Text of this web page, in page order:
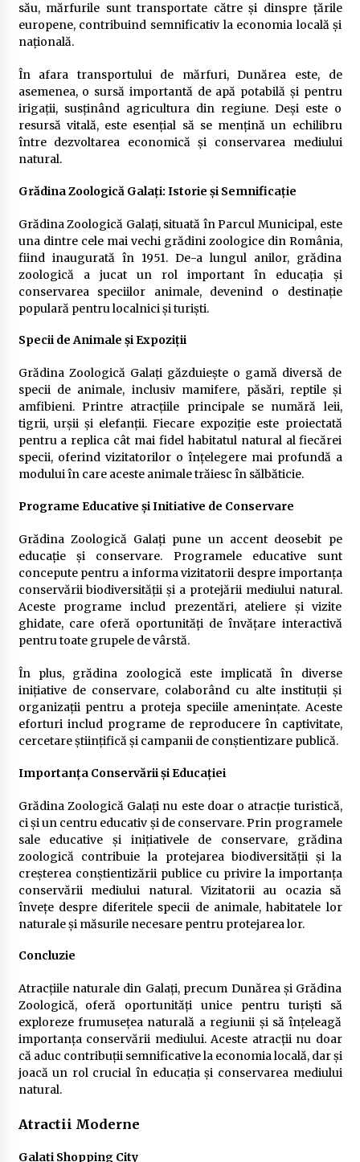
său, mărfurile sunt transportate către și dinspre țările
europene, contribuind semnificativ la economia locală și
națională.
În afara transportului de mărfuri, Dunărea este, de
asemenea, o sursă importantă de apă potabilă și pentru
irigații, susținând agricultura din regiune. Deși este o
resursă vitală, este esențial să se mențină un echilibru
între dezvoltarea economică și conservarea mediului
natural.
Grădina Zoologică Galați: Istorie și Semnificație
Grădina Zoologică Galați, situată în Parcul Municipal, este
una dintre cele mai vechi grădini zoologice din România,
fiind inaugurată în 1951. De-a lungul anilor, grădina
zoologică a jucat un rol important în educația și
conservarea speciilor animale, devenind o destinație
populară pentru localnici și turiști.
Specii de Animale și Expoziții
Grădina Zoologică Galați găzduiește o gamă diversă de
specii de animale, inclusiv mamifere, păsări, reptile și
amfibieni. Printre atracțiile principale se numără leii,
tigrii, urșii și elefanții. Fiecare expoziție este proiectată
pentru a replica cât mai fidel habitatul natural al fiecărei
specii, oferind vizitatorilor o înțelegere mai profundă a
modului în care aceste animale trăiesc în sălbăticie.
Programe Educative și Initiative de Conservare
Grădina Zoologică Galați pune un accent deosebit pe
educație și conservare. Programele educative sunt
concepute pentru a informa vizitatorii despre importanța
conservării biodiversității și a protejării mediului natural.
Aceste programe includ prezentări, ateliere și vizite
ghidate, care oferă oportunități de învățare interactivă
pentru toate grupele de vârstă.
În plus, grădina zoologică este implicată în diverse
inițiative de conservare, colaborând cu alte instituții și
organizații pentru a proteja speciile amenințate. Aceste
eforturi includ programe de reproducere în captivitate,
cercetare științifică și campanii de conștientizare publică.
Importanța Conservării și Educației
Grădina Zoologică Galați nu este doar o atracție turistică,
ci și un centru educativ și de conservare. Prin programele
sale educative și inițiativele de conservare, grădina
zoologică contribuie la protejarea biodiversității și la
creșterea conștientizării publice cu privire la importanța
conservării mediului natural. Vizitatorii au ocazia să
învețe despre diferitele specii de animale, habitatele lor
naturale și măsurile necesare pentru protejarea lor.
Concluzie
Atracțiile naturale din Galați, precum Dunărea și Grădina
Zoologică, oferă oportunități unice pentru turiști să
exploreze frumusețea naturală a regiunii și să înțeleagă
importanța conservării mediului. Aceste atracții nu doar
că aduc contribuții semnificative la economia locală, dar și
joacă un rol crucial în educația și conservarea mediului
natural.
Atractii Moderne
Galați Shopping City